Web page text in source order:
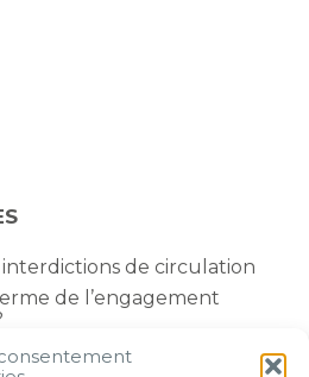
interdictions de circulation
de l’engagement
: une aide